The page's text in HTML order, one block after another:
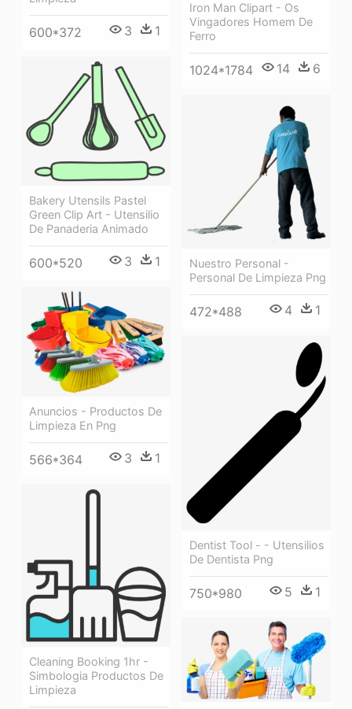
Iron Man Clipart - Os
Vingadores Homem De
Ferro
1024*1784 14 6
600*372 3 1
Bakery Utensils Pastel
Green Clip Art - Utensilio
De Panaderia Animado
600*520 3 1
Nuestro Personal -
Personal De Limpieza Png
472*488 4 1
Anuncios - Productos De
Limpieza En Png
566*364 3 1
Dentist Tool - - Utensilios
De Dentista Png
750*980 5 1
Cleaning Booking 1hr -
Simbologia Productos De
Limpieza